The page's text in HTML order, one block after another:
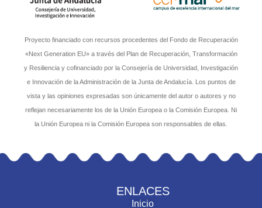
Proyecto financiado con recursos procedentes del Fondo de Recuperación
«Next Generation EU» a través del Plan de Recuperación, Transformación
y Resiliencia y cofinanciado por la Consejería de Universidad, Investigación
e Innovación de la Administración de la Junta de Andalucía. Los puntos de
vista y las opiniones expresadas son únicamente del autor o autores y no
reflejan necesariamente los de la Unión Europea o la Comisión Europea. Ni
la Unión Europea ni la Comisión Europea son responsables de ellas.
ENLACES
Inicio